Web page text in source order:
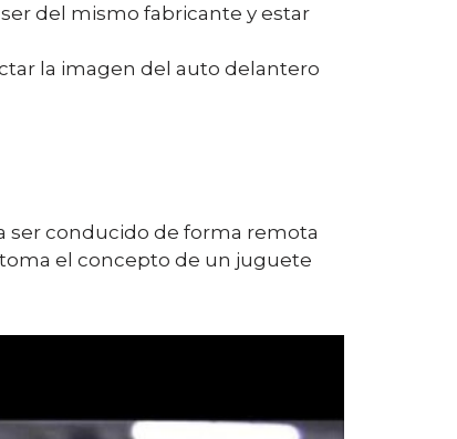
del mismo fabricante y estar
la imagen del auto delantero
ser conducido de forma remota
el concepto de un juguete